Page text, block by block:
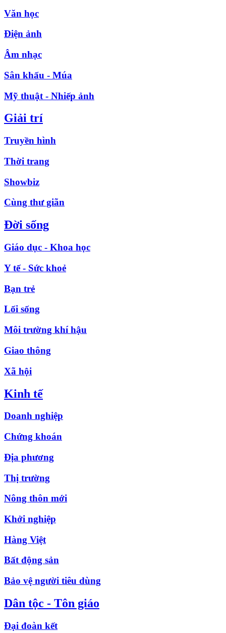
Văn học
Điện ảnh
Âm nhạc
Sân khấu - Múa
Mỹ thuật - Nhiếp ảnh
Giải trí
Truyền hình
Thời trang
Showbiz
Cùng thư giãn
Đời sống
Giáo dục - Khoa học
Y tế - Sức khoẻ
Bạn trẻ
Lối sống
Môi trường khí hậu
Giao thông
Xã hội
Kinh tế
Doanh nghiệp
Chứng khoán
Địa phương
Thị trường
Nông thôn mới
Khởi nghiệp
Hàng Việt
Bất động sản
Bảo vệ người tiêu dùng
Dân tộc - Tôn giáo
Đại đoàn kết